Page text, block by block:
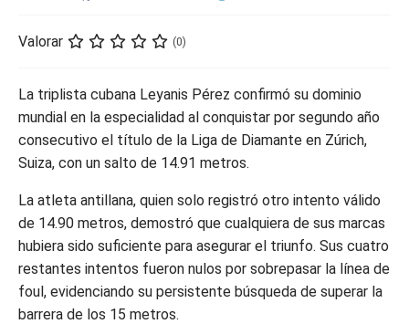
Valorar (0)
La triplista cubana Leyanis Pérez confirmó su dominio
mundial en la especialidad al conquistar por segundo año
consecutivo el título de la Liga de Diamante en Zúrich,
Suiza, con un salto de 14.91 metros.
La atleta antillana, quien solo registró otro intento válido
de 14.90 metros, demostró que cualquiera de sus marcas
hubiera sido suficiente para asegurar el triunfo. Sus cuatro
restantes intentos fueron nulos por sobrepasar la línea de
foul, evidenciando su persistente búsqueda de superar la
barrera de los 15 metros.